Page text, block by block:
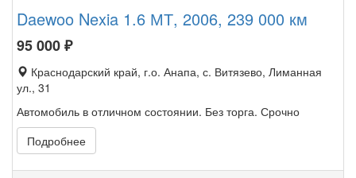
Daewoo Nexia 1.6 МТ, 2006, 239 000 км
95 000₽
Краснодарский край, г.о. Анапа, с. Витязево, Лиманная
ул., 31
Автомобиль в отличном состоянии. Без торга. Срочно
Подробнее